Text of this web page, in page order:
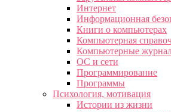
Интернет
Информационная
Книги о компьютерах
Компьютерная
Компьютерные
ОС и сети
Программирование
Программы
Психология, мотивация
Истории из жизни